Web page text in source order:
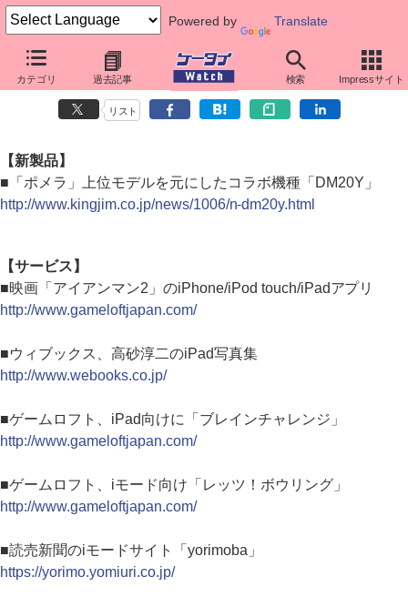
Powered by Translate
カテゴリ 過去記事 検索 Impressサイト
ダイジェストニュース（2010年6月8日）
リスト
【新製品】
■「ポメラ」上位モデルを元にしたコラボ機種「DM20Y」
http://www.kingjim.co.jp/news/1006/n-dm20y.html
【サービス】
■映画「アイアンマン2」のiPhone/iPod touch/iPadアプリ
http://www.gameloftjapan.com/
■ウィブックス、高砂淳二のiPad写真集
http://www.webooks.co.jp/
■ゲームロフト、iPad向けに「ブレインチャレンジ」
http://www.gameloftjapan.com/
■ゲームロフト、iモード向け「レッツ！ボウリング」
http://www.gameloftjapan.com/
■読売新聞のiモードサイト「yorimoba」
https://yorimo.yomiuri.co.jp/